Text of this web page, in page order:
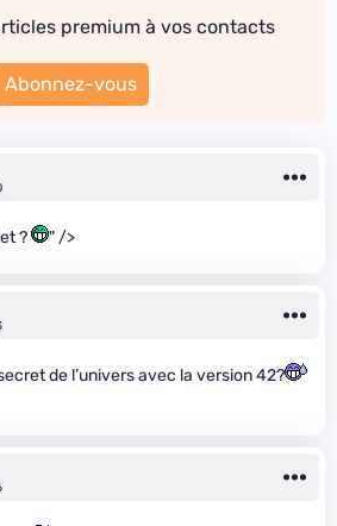
premium à vos contacts
Abonnez-vous
? " />
de l’univers avec la version 42?